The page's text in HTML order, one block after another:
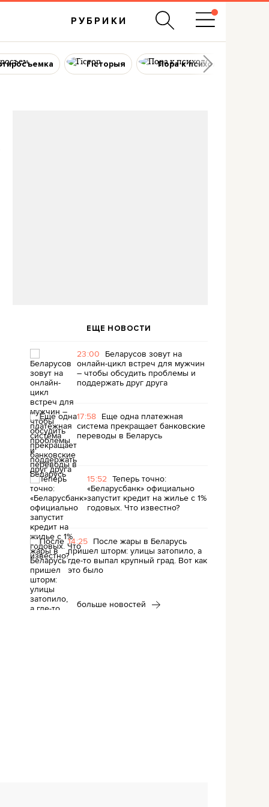
РУБРИКИ
Гісторыя Пора к психологу
ЕЩЕ НОВОСТИ
23:00 Беларусов зовут на
онлайн-цикл встреч для мужчин
– чтобы обсудить проблемы и
поддержать друг друга
17:58 Еще одна платежная
система прекращает банковские
переводы в Беларусь
15:52 Теперь точно:
«Беларусбанк» официально
запустит кредит на жилье с 1%
годовых. Что известно?
14:25 После жары в Беларусь
пришел шторм: улицы затопило, а
где-то выпал крупный град. Вот как
это было
больше новостей